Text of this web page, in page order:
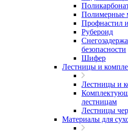
Полимерные
Профнастил
Рубероид
безопасности
Шифер
Лестницы и
Лестницы и
лестницам
Лестницы
Материалы для